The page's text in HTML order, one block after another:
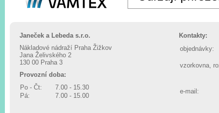
Janeček a Lebeda s.r.o.
Nákladové nádraží Praha Žižkov
Jana Želivského 2
130 00 Praha 3
Provozní doba:
Po - Čt:
7.00 - 15.30
Pá:
7.00 - 15.00
Kontakty:
objednávky:
vzorkovna,
e-mail: